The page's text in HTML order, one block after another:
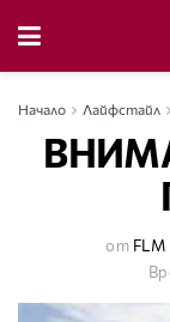
Начало Лайфстайл
от FLM